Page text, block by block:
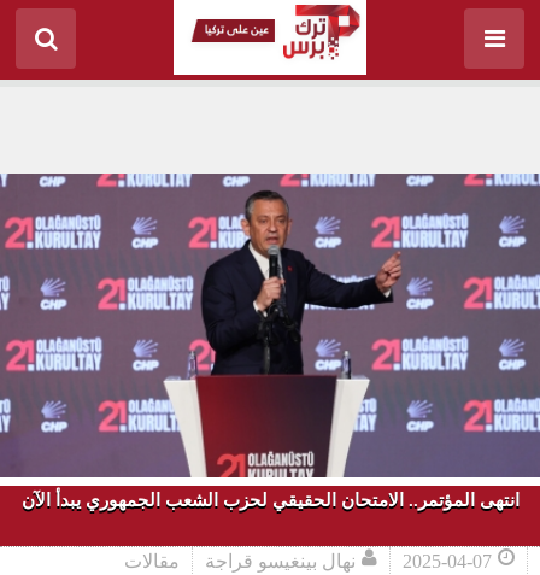
انتهى المؤتمر.. الامتحان الحقيقي لحزب الشعب الجمهوري يبدأ الآن
2025-04-07 نهال بينغيسو قراجة مقالات